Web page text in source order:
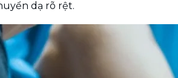
dạ rõ rệt.